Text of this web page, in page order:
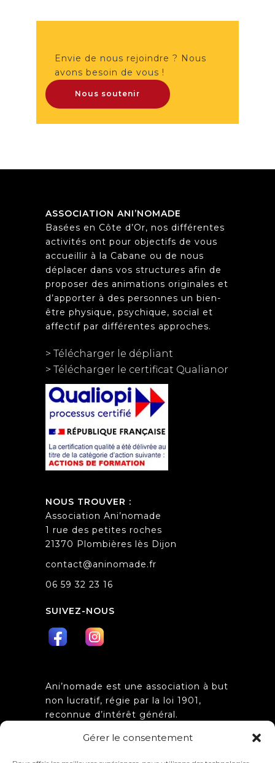
Gérer le consentement
Envie de nous rejoindre ? Nous
avons besoin de vous !
Nous soutenir
ASSOCIATION ANI’NOMADE
Basées en Côte d’Or, nos différentes
activités ont pour objectifs de vous
accueillir à la Cabane ou de nous
déplacer dans vos structures afin de
proposer des animations originales et
d’apporter à des personnes un bien-
être physique, psychique, social et
affectif par différentes approches.
> Télécharger le dépliant
> Télécharger le certificat Qualianor
NOUS TROUVER :
Association Ani’nomade
1 rue des petites roches
21370 Plombières lès Dijon
contact@aninomade.fr
06 59 32 23 16
SUIVEZ-NOUS
Ani’nomade est une association à but
non lucratif, régie par la loi 1901,
reconnue d’intérêt général.
d’association de jeunesse et